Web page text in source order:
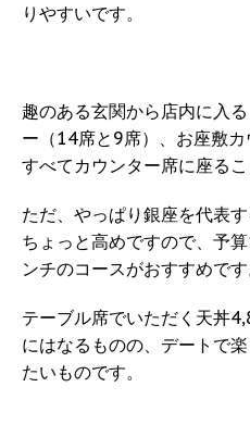
りやすいです。
趣のある玄関から店内に入
ー（14席と9席）、お座敷
すべてカウンター席に座るこ
ただ、やっぱり銀座を代表
ちょっと高めですので、予
ンチのコースがおすすめです
テーブル席でいただく天丼
にはなるものの、デートで
たいものです。